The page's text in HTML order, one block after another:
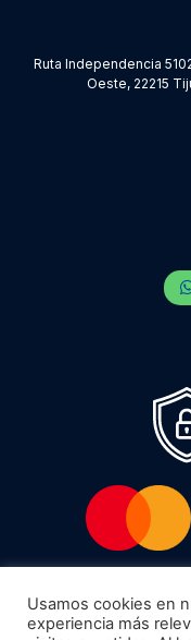
Ruta Independencia
Oeste, 22215
Usamos cookies en
experiencia más